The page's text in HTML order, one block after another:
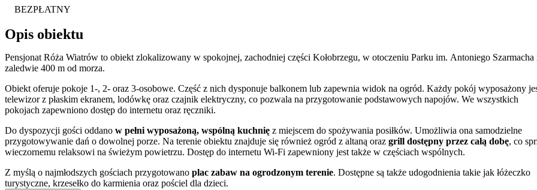
BEZPŁATNY
Opis obiektu
Pensjonat Róża Wiatrów to obiekt zlokalizowany w spokojnej, zachodniej części Kołobrzegu, w otoczeniu Parku im. Antoniego Szarmacha
zaledwie 400 m od morza.
Obiekt oferuje pokoje 1-, 2- oraz 3-osobowe. Część z nich dysponuje balkonem lub zapewnia widok na ogród. Każdy pokój wyposażony
telewizor z płaskim ekranem, lodówkę oraz czajnik elektryczny, co pozwala na przygotowanie podstawowych napojów. We wszystkich
pokojach zapewniono dostęp do internetu oraz ręczniki.
Do dyspozycji gości oddano w pełni wyposażoną, wspólną kuchnię z miejscem do spożywania posiłków. Umożliwia ona samodzielne
przygotowywanie dań o dowolnej porze. Na terenie obiektu znajduje się również ogród z altaną oraz grill dostępny przez całą dobę, co
wieczornemu relaksowi na świeżym powietrzu. Dostęp do internetu Wi-Fi zapewniony jest także w częściach wspólnych.
Z myślą o najmłodszych gościach przygotowano plac zabaw na ogrodzonym terenie. Dostępne są także udogodnienia takie jak łóżeczko
turystyczne, krzesełko do karmienia oraz pościel dla dzieci.